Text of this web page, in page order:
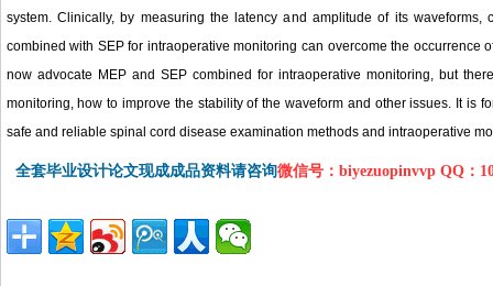
system. Clinically, by measuring the latency and amplitude of its
combined with SEP for intraoperative monitoring can overcome the occurrence
now advocate MEP and SEP combined for intraoperative monitoring, but
monitoring, how to improve the stability of the waveform and other issues. It is
safe and reliable spinal cord disease examination methods and intraoperative
全套毕业设计论文现成成品资料请咨询微信号：biyezuopinvvp QQ